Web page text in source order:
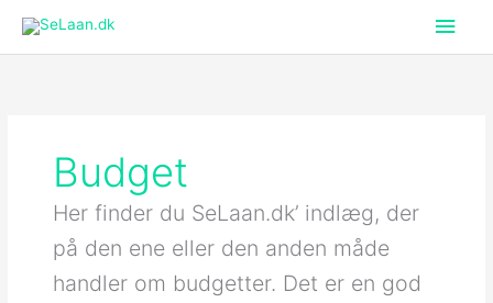
Budget
Her finder du SeLaan.dk’ indlæg, der
på den ene eller den anden måde
handler om budgetter. Det er en god